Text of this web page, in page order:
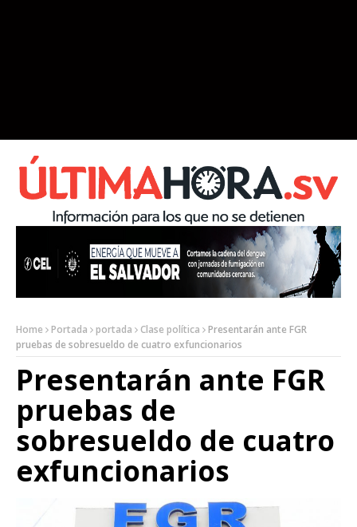
Home Portada portada Clase política
Presentarán ante FGR
pruebas de sobresueldo de cuatro exfuncionarios
Presentarán ante FGR
pruebas de
sobresueldo de cuatro
exfuncionarios